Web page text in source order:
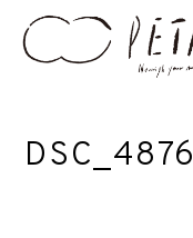
DSC_4876